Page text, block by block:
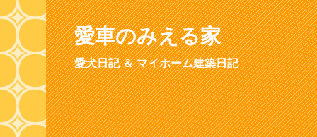
愛車のみえる家
愛犬日記 ＆ マイホーム建築日記